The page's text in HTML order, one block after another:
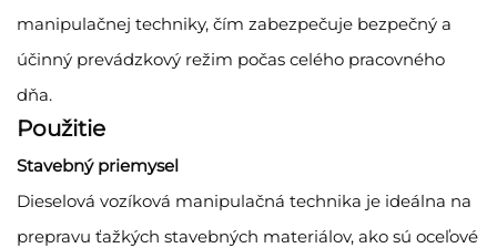
manipulačnej techniky, čím zabezpečuje bezpečný a
účinný prevádzkový režim počas celého pracovného
dňa.
Použitie
Stavebný priemysel
Dieselová vozíková manipulačná technika je ideálna na
prepravu ťažkých stavebných materiálov, ako sú oceľové